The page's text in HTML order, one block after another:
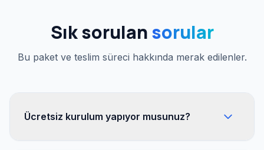
Sık sorulansorular
Bu paket ve teslim süreci hakkında merak edilenler.
Ücretsiz kurulum yapıyor musunuz?